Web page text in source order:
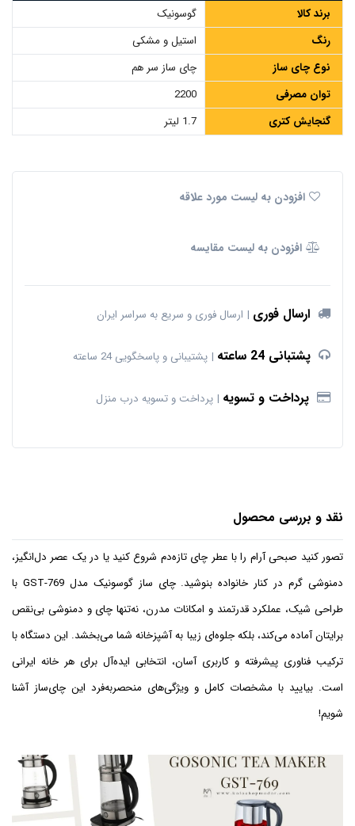
برند کالا
گوسونیک
رنگ
استیل و مشکی
نوع چای ساز
چای ساز سر هم
توان مصرفی
2200
گنجایش کتری
1.7 لیتر
افزودن به لیست مورد علاقه
افزودن به لیست مقایسه
ارسال فوری ارسال فوری و سریع به سراسر ایران
پشتبانی 24 ساعته پشتیبانی و پاسخگویی 24 ساعته
پرداخت و تسویه پرداخت و تسویه درب منزل
نقد و بررسی محصول
تصور کنید صبحی آرام را با عطر چای تازه‌دم شروع کنید یا در یک عصر دل‌انگیز،
دمنوشی گرم در کنار خانواده بنوشید. چای ساز گوسونیک مدل GST-769 با
طراحی شیک، عملکرد قدرتمند و امکانات مدرن، نه‌تنها چای و دمنوشی بی‌نقص
برایتان آماده می‌کند، بلکه جلوه‌ای زیبا به آشپزخانه شما می‌بخشد. این دستگاه با
ترکیب فناوری پیشرفته و کاربری آسان، انتخابی ایده‌آل برای هر خانه ایرانی
است. بیایید با مشخصات کامل و ویژگی‌های منحصربه‌فرد این چای‌ساز آشنا
شویم!